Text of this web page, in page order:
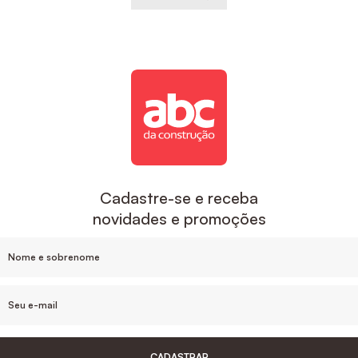
Cadastre-se e receba
novidades e promoções